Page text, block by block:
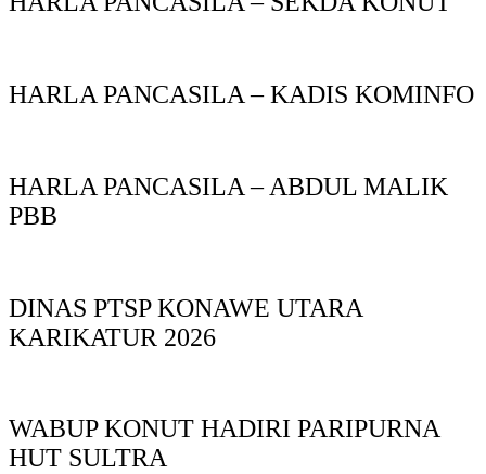
HARLA PANCASILA – KADIS KOMINFO
HARLA PANCASILA – ABDUL MALIK
PBB
DINAS PTSP KONAWE UTARA
KARIKATUR 2026
WABUP KONUT HADIRI PARIPURNA
HUT SULTRA